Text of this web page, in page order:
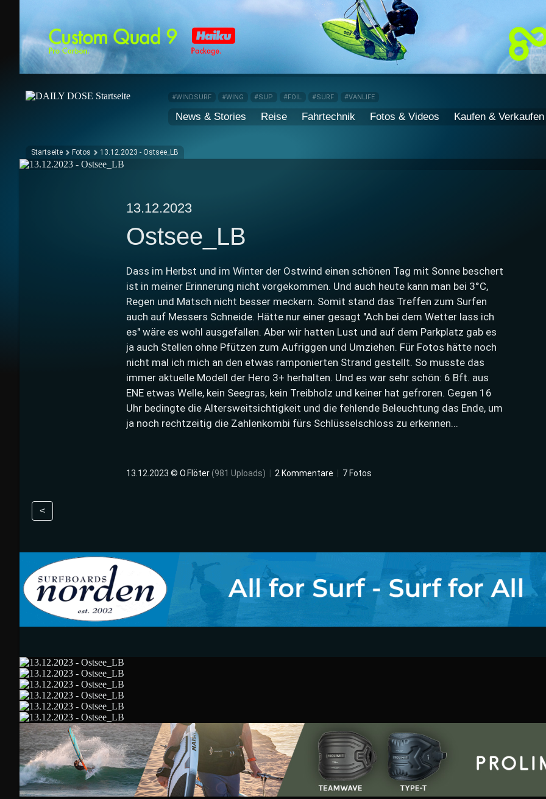
#WINDSURF #WING #SUP #FOIL #SURF #VANLIFE
News & Stories Reise Fahrtechnik Fotos & Videos Kaufen & Verkaufen
Startseite Fotos 13.12.2023 - Ostsee_LB
13.12.2023
Ostsee_LB
Dass im Herbst und im Winter der Ostwind einen schönen Tag mit Sonne beschert
ist in meiner Erinnerung nicht vorgekommen. Und auch heute kann man bei 3°C,
Regen und Matsch nicht besser meckern. Somit stand das Treffen zum Surfen
auch auf Messers Schneide. Hätte nur einer gesagt "Ach bei dem Wetter lass ich
es" wäre es wohl ausgefallen. Aber wir hatten Lust und auf dem Parkplatz gab es
ja auch Stellen ohne Pfützen zum Aufriggen und Umziehen. Für Fotos hätte noch
nicht mal ich mich an den etwas ramponierten Strand gestellt. So musste das
immer aktuelle Modell der Hero 3+ herhalten. Und es war sehr schön: 6 Bft. aus
ENE etwas Welle, kein Seegras, kein Treibholz und keiner hat gefroren. Gegen 16
Uhr bedingte die Altersweitsichtigkeit und die fehlende Beleuchtung das Ende, um
ja noch rechtzeitig die Zahlenkombi fürs Schlüsselschloss zu erkennen...
13.12.2023 © O.Flöter(981 Uploads) 2 Kommentare 7 Fotos
<